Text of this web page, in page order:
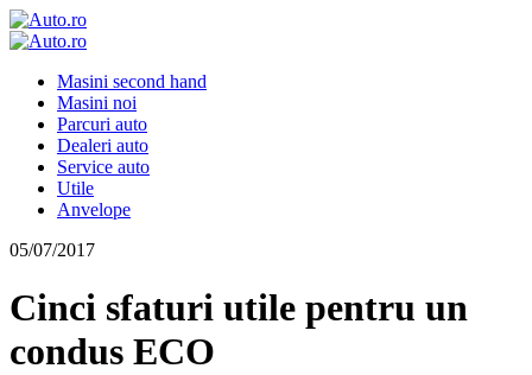
Masini second hand
Masini noi
Parcuri auto
Dealeri auto
Service auto
Utile
Anvelope
05/07/2017
Cinci sfaturi utile pentru un
condus ECO